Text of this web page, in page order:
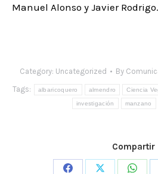
Manuel Alonso y Javier Rodrigo.
Category: Uncategorized By
Tags: albaricoquero almendro Ciencia
investigación manzano
Compartir